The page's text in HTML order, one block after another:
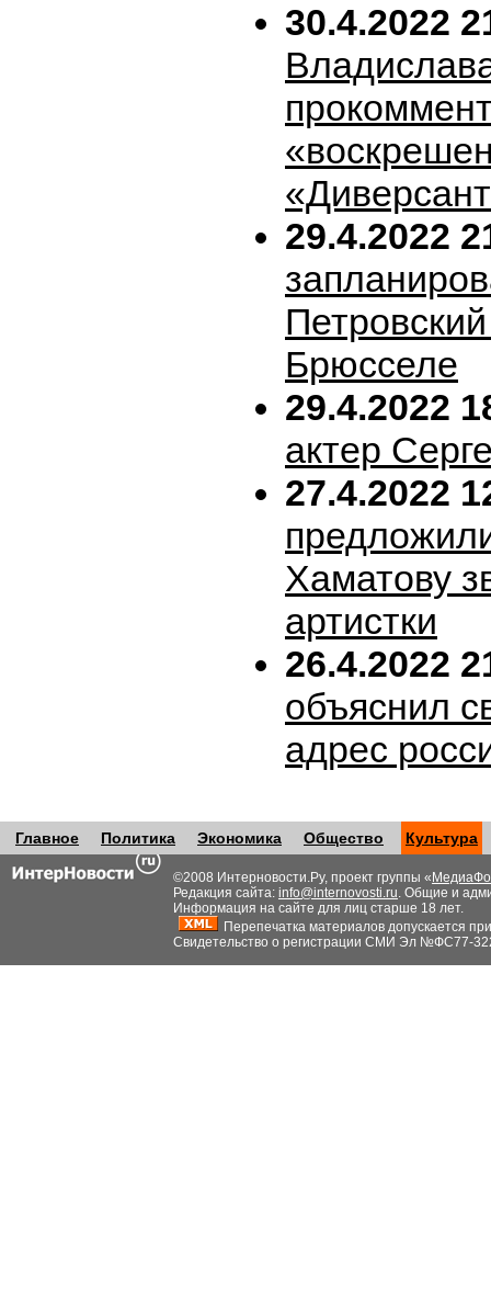
30.4.2022
29.4.2022
Брюсселе
29.4.2022
актер
27.4.2022
Хаматову
артистки
26.4.2022
объяснил
адрес
Главное Политика Экономика Общество Культура
©2008 Интерновости.Ру, проект группы «
Редакция сайта: info@internovosti.ru. Общие и
Информация на сайте для лиц старше 18 лет.
Перепечатка материалов допускается
Свидетельство о регистрации СМИ Эл №ФС77-